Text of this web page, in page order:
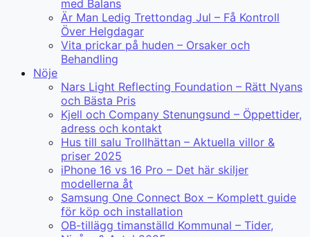
med Balans
Är Man Ledig Trettondag Jul – Få Kontroll
Över Helgdagar
Vita prickar på huden – Orsaker och
Behandling
Nöje
Nars Light Reflecting Foundation – Rätt Nyans
och Bästa Pris
Kjell och Company Stenungsund – Öppettider,
adress och kontakt
Hus till salu Trollhättan – Aktuella villor &
priser 2025
iPhone 16 vs 16 Pro – Det här skiljer
modellerna åt
Samsung One Connect Box – Komplett guide
för köp och installation
OB-tillägg timanställd Kommunal – Tider,